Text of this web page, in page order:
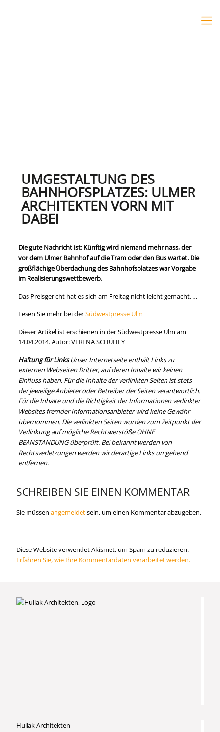
UMGESTALTUNG DES
BAHNHOFSPLATZES: ULMER
ARCHITEKTEN VORN MIT
DABEI
Die gute Nachricht ist: Künftig wird niemand mehr nass, der
vor dem Ulmer Bahnhof auf die Tram oder den Bus wartet. Die
großflächige Überdachung des Bahnhofsplatzes war Vorgabe
im Realisierungswettbewerb.
Das Preisgericht hat es sich am Freitag nicht leicht gemacht. …
Lesen Sie mehr bei derSüdwestpresse Ulm
Dieser Artikel ist erschienen in der Südwestpresse Ulm am
14.04.2014. Autor: VERENA SCHÜHLY
Haftung für LinksUnser Internetseite enthält Links zu
externen Webseiten Dritter, auf deren Inhalte wir keinen
Einfluss haben. Für die Inhalte der verlinkten Seiten ist stets
der jeweilige Anbieter oder Betreiber der Seiten verantwortlich.
Für die Inhalte und die Richtigkeit der Informationen verlinkter
Websites fremder Informationsanbieter wird keine Gewähr
übernommen. Die verlinkten Seiten wurden zum Zeitpunkt der
Verlinkung auf mögliche Rechtsverstöße OHNE
BEANSTANDUNG überprüft. Bei bekannt werden von
Rechtsverletzungen werden wir derartige Links umgehend
entfernen.
SCHREIBEN SIE EINEN KOMMENTAR
Sie müssen angemeldetsein, um einen Kommentar abzugeben.
Diese Website verwendet Akismet, um Spam zu reduzieren.
Erfahren Sie, wie Ihre Kommentardaten verarbeitet werden.
Hullak Architekten